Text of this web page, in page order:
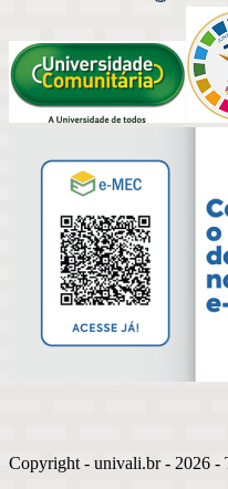
Copyright - univali.br - 2026 -